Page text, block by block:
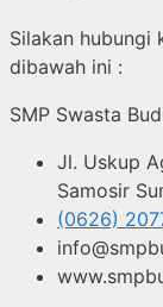
Silakan hubungi
dibawah ini :
SMP Swasta
Jl. Uskup
Samosir
(0626)